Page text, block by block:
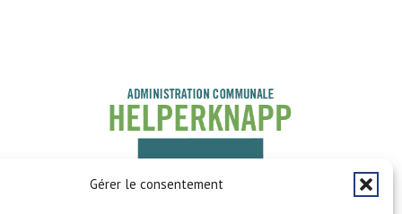
Gérer le consentement